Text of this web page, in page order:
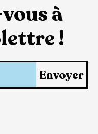
à
!
Envoyer